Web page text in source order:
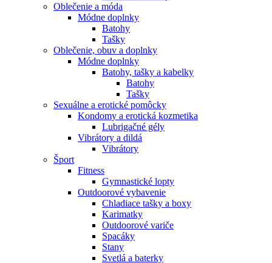
Oblečenie a móda
Módne doplnky
Batohy
Tašky
Oblečenie, obuv a doplnky
Módne doplnky
Batohy, tašky a kabelky
Batohy
Tašky
Sexuálne a erotické pomôcky
Kondomy a erotická kozmetika
Lubrigačné gély
Vibrátory a dildá
Vibrátory
Šport
Fitness
Gymnastické lopty
Outdoorové vybavenie
Chladiace tašky a boxy
Karimatky
Outdoorové variče
Spacáky
Stany
Svetlá a baterky